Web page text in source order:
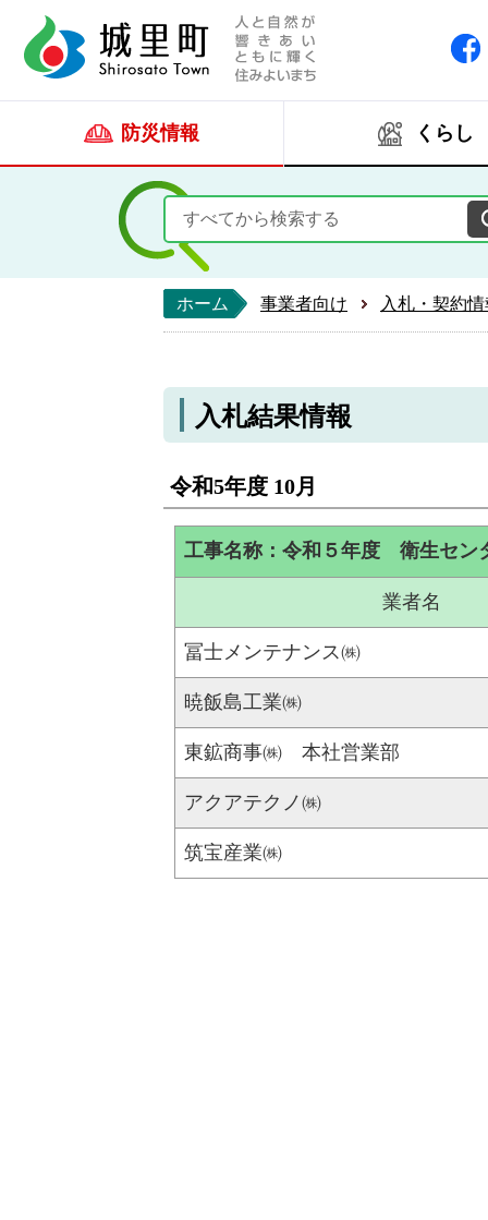
防災情報 くらし
ホーム 事業者向け 入札・契約
入札結果情報
令和5年度 10月
工事名称：令和５年度 衛生セン
業者名
冨士メンテナンス㈱
暁飯島工業㈱
東鉱商事㈱ 本社営業部
アクアテクノ㈱
筑宝産業㈱